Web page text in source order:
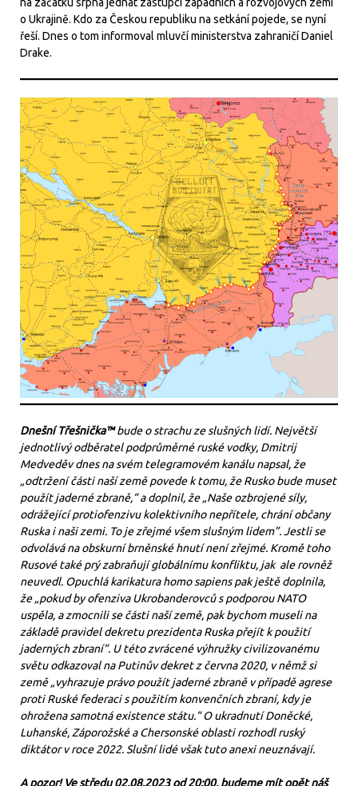
o Ukrajině. Kdo za Českou republiku na setkání pojede, se nyní
řeší. Dnes o tom informoval mluvčí ministerstva zahraničí Daniel
Drake.
Dnešní Třešnička™bude o strachu ze slušných lidí. Největší
jednotlivý odběratel podprůměrné ruské vodky, Dmitrij
Medveděv dnes na svém telegramovém kanálu napsal, že
„odtržení části naší země povede k tomu, že Rusko bude muset
použít jaderné zbraně,“ a doplnil, že „Naše ozbrojené síly,
odrážející protiofenzivu kolektivního nepřítele, chrání občany
Ruska i naši zemi. To je zřejmé všem slušným lidem”. Jestli se
odvolává na obskurní brněnské hnutí není zřejmé. Kromě toho
Rusové také prý zabraňují globálnímu konfliktu, jak ale rovněž
neuvedl. Opuchlá karikatura homo sapiens pak ještě doplnila,
že „pokud by ofenziva Ukrobanderovců s podporou NATO
uspěla, a zmocnili se části naší země, pak bychom museli na
základě pravidel dekretu prezidenta Ruska přejít k použití
jaderných zbraní“. U této zvrácené výhružky civilizovanému
světu odkazoval na Putinův dekret z června 2020, v němž si
země „vyhrazuje právo použít jaderné zbraně v případě agrese
proti Ruské federaci s použitím konvenčních zbraní, kdy je
ohrožena samotná existence státu.“ O ukradnutí Doněcké,
Luhanské, Záporožské a Chersonské oblasti rozhodl ruský
diktátor v roce 2022. Slušní lidé však tuto anexi neuznávají.
A pozor! Ve středu 02.08.2023 od 20:00, budeme mít opět náš